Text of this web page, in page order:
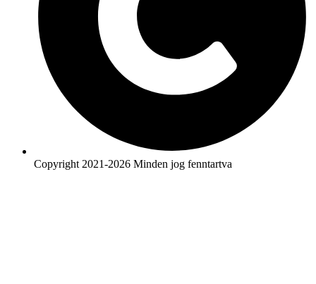
Copyright 2021-2026 Minden jog fenntartva